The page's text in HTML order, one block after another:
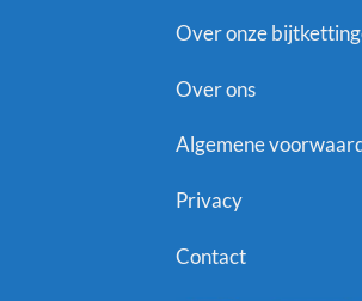
Over onze
Over ons
Algemene
Privacy
Contact